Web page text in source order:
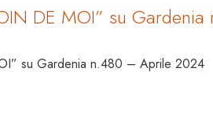
DE MOI” su
su Gardenia n.480 – Aprile 2024